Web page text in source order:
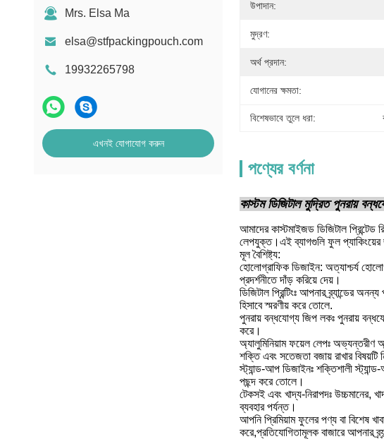
Mrs. Elsa Ma
elsa@stfpackingpouch.com
19932265798
এখনই যোগাযোগ করুন
উপাদান:
মুদ্রণ:
অর্থ প্রদান:
যোগানের ক্ষমতা:
বিশেষভাবে তুলে ধরা:
পণ্যের বর্ণনা
কাস্টম ডিজিটাল মুদ্রিত পুনরায়
আমাদের কাস্টমাইজড ডিজিটাল
লেপযুক্ত।এই ব্যাগগুলি ফুল প্যাকিংয়ের
মূল বৈশিষ্ট্য:
হোলোগ্রাফিক ডিজাইন: অত্যাশ্চর্য
প্রদর্শনীতে দাঁড় করিয়ে দেয়।
ডিজিটাল প্রিন্টিংঃ আপনার ব্র্যান্ডের
হিসাবে স্মরণীয় করে তোলে.
পুনরায় বন্ধযোগ্য জিপ লকঃ পুনরায়
করে।
অ্যালুমিনিয়াম ফয়েল লেপঃ অভ্যন্তরীণ
শক্তি এবং সতেজতা বজায় রাখার বিষয়টি
স্ট্যান্ড-আপ ডিজাইনঃ শক্তিশালী
পছন্দ করে তোলে।
টেকসই এবং খাদ্য-নিরাপদঃ উচ্চমানের,
ব্যবহার পর্যন্ত।
আপনি প্রিমিয়াম ফুলের পণ্য বা বিশেষ
করে,প্রতিযোগিতামূলক বাজারে আপনার